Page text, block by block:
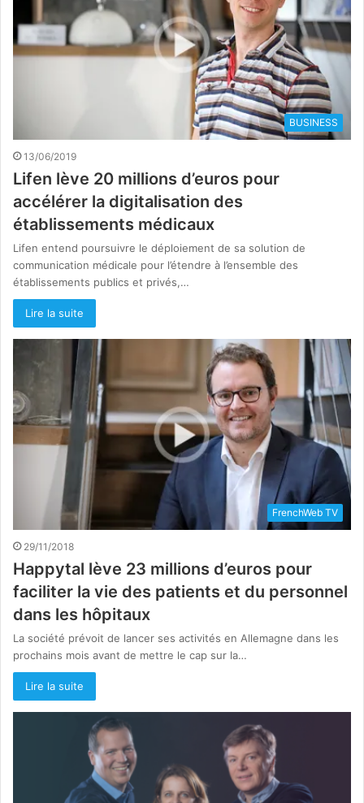
BUSINESS
13/06/2019
Lifen lève 20 millions d’euros pour
accélérer la digitalisation des
établissements médicaux
Lifen entend poursuivre le déploiement de sa solution de
communication médicale pour l’étendre à l’ensemble des
établissements publics et privés,…
Lire la suite
FrenchWeb TV
29/11/2018
Happytal lève 23 millions d’euros pour
faciliter la vie des patients et du personnel
dans les hôpitaux
La société prévoit de lancer ses activités en Allemagne dans les
prochains mois avant de mettre le cap sur la…
Lire la suite